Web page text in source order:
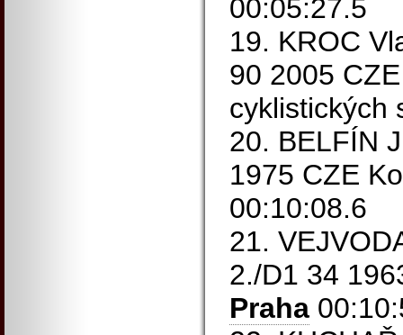
00:05:27.5
19. KROC
90 2005
cyklistických
20. BELFÍN
1975 CZE
00:10:08.6
21.
2./D1 34
Praha